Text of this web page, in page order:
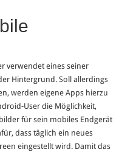
verwendet eines seiner
Hintergrund. Soll allerdings
werden eigene Apps hierzu
User die Möglichkeit,
für sein mobiles Endgerät
dass täglich ein neues
eingestellt wird. Damit das